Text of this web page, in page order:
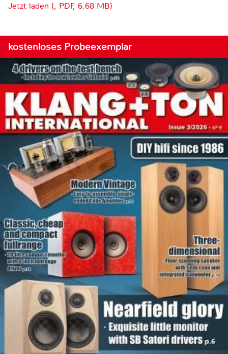
Jetzt laden (, PDF, 6.68 MB)
kostenloses Probeexemplar